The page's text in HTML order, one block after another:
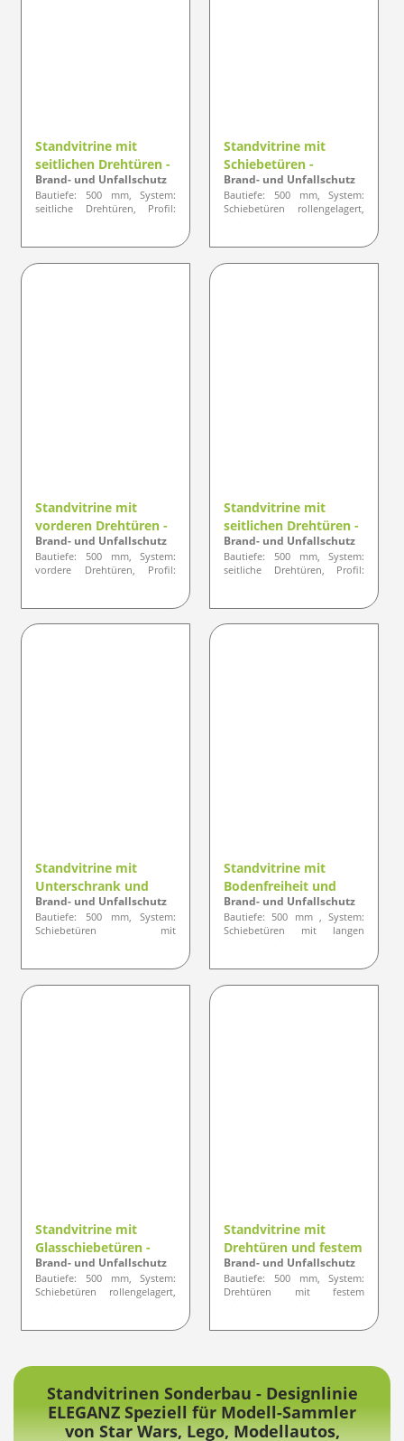
Standvitrine mit
seitlichen Drehtüren -
Designlinie ELEGANZ
Brand- und Unfallschutz
Bautiefe: 500 mm, System:
seitliche Drehtüren, Profil:
Standvitrine mit
Schiebetüren -
Designlinie ELEGANZ
Brand- und Unfallschutz
Bautiefe: 500 mm, System:
Schiebetüren rollengelagert,
Standvitrine mit
vorderen Drehtüren -
Designlinie ELEGANZ
Brand- und Unfallschutz
Bautiefe: 500 mm, System:
vordere Drehtüren, Profil:
Standvitrine mit
seitlichen Drehtüren -
Designlinie ELEGANZ
Brand- und Unfallschutz
Bautiefe: 500 mm, System:
seitliche Drehtüren, Profil:
Standvitrine mit
Unterschrank und
Schiebetüren -
Designlinie ELEGANZ
Brand- und Unfallschutz
Bautiefe: 500 mm, System:
Schiebetüren mit
Ausführung
Standvitrine mit
Bodenfreiheit und
Schiebetüren -
Designlinie ELEGANZ
Brand- und Unfallschutz
Bautiefe: 500 mm , System:
Schiebetüren mit langen
Standvitrine mit
Glasschiebetüren -
Standardlinie KLASSIK
Brand- und Unfallschutz
Bautiefe: 500 mm, System:
Schiebetüren rollengelagert,
Standvitrine mit
Drehtüren und festem
Mittenteil - Designlinie
ELEGANZ
Brand- und Unfallschutz
Bautiefe: 500 mm, System:
Drehtüren mit festem
Ausführung
Standvitrinen Sonderbau - Designlinie
ELEGANZ Speziell für Modell-Sammler
von Star Wars, Lego, Modellautos,